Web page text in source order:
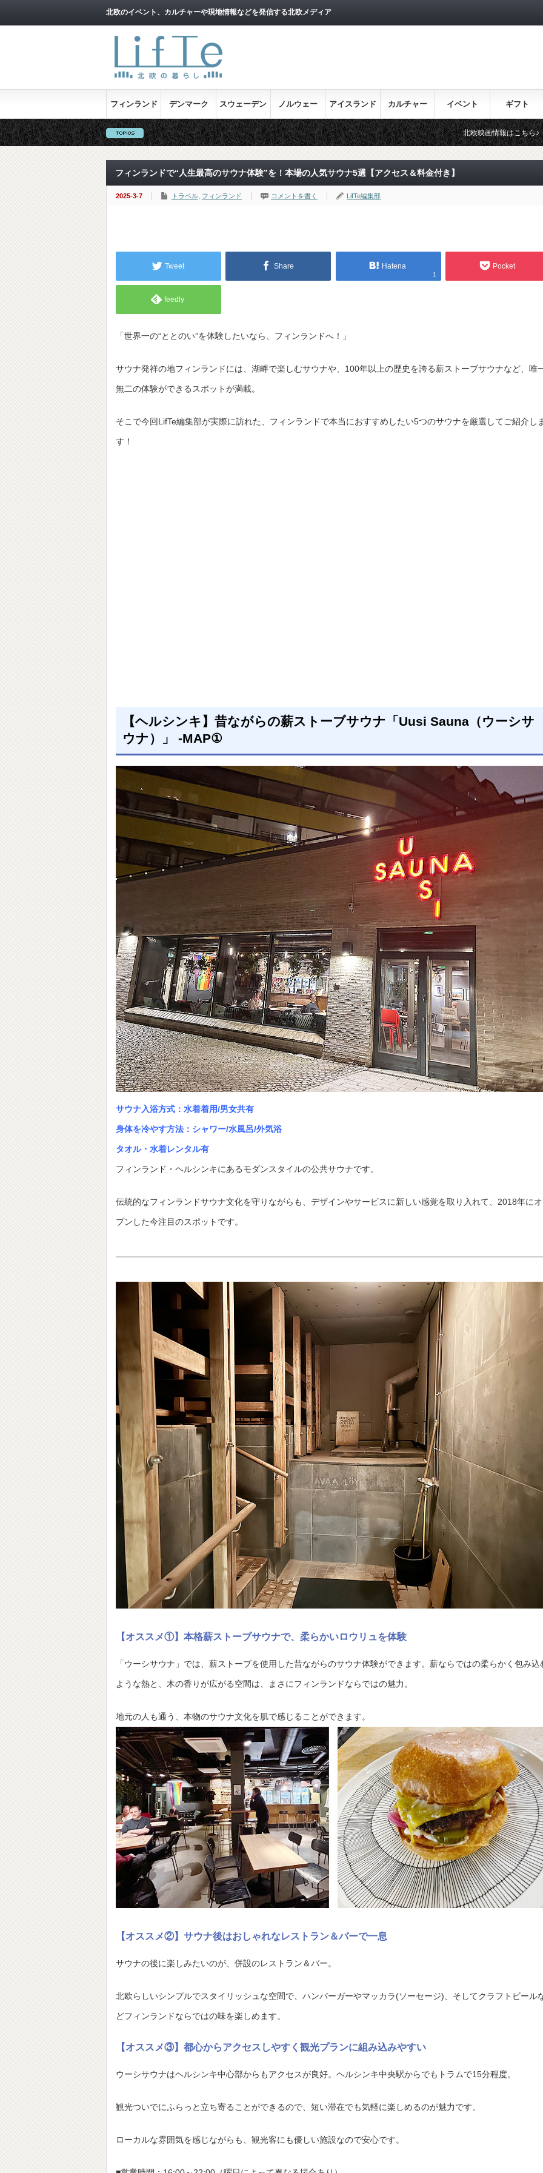
北欧のイベント、カルチャーや現地情報などを発信する北欧メディア
フィンランド デンマーク スウェーデン ノルウェー アイスランド カルチャー イベント ギフト
北欧映画情報はこちら♪ 目を通
フィンランドで“人生最高のサウナ体験”を！本場の人気サウナ5選【アクセス＆料金付き】
2025-3-7 トラベル フィンランド コメントを書く LifTe編集部
Tweet Share Hatena
1
Pocket
feedly
「世界一の“ととのい”を体験したいなら、フィンランドへ！」
サウナ発祥の地フィンランドには、湖畔で楽しむサウナや、100年以上の歴史を誇る薪ストーブサウナなど、唯
無二の体験ができるスポットが満載。
そこで今回LifTe編集部が実際に訪れた、フィンランドで本当におすすめしたい5つのサウナを厳選してご紹介し
す！
【ヘルシンキ】昔ながらの薪ストーブサウナ「Uusi Sauna（ウーシサ
ウナ）」 -MAP①
サウナ入浴方式：水着着用/男女共有
身体を冷やす方法：シャワー/水風呂/外気浴
タオル・水着レンタル有
フィンランド・ヘルシンキにあるモダンスタイルの公共サウナです。
伝統的なフィンランドサウナ文化を守りながらも、デザインやサービスに新しい感覚を取り入れて、2018年に
プンした今注目のスポットです。
【オススメ①】本格薪ストーブサウナで、柔らかいロウリュを体験
「ウーシサウナ」では、薪ストーブを使用した昔ながらのサウナ体験ができます。薪ならではの柔らかく包み込
ような熱と、木の香りが広がる空間は、まさにフィンランドならではの魅力。
地元の人も通う、本物のサウナ文化を肌で感じることができます。
【オススメ②】サウナ後はおしゃれなレストラン＆バーで一息
サウナの後に楽しみたいのが、併設のレストラン＆バー。
北欧らしいシンプルでスタイリッシュな空間で、ハンバーガーやマッカラ(ソーセージ)、そしてクラフトビール
どフィンランドならではの味を楽しめます。
【オススメ③】都心からアクセスしやすく観光プランに組み込みやすい
ウーシサウナはヘルシンキ中心部からもアクセスが良好。ヘルシンキ中央駅からでもトラムで15分程度。
観光ついでにふらっと立ち寄ることができるので、短い滞在でも気軽に楽しめるのが魅力です。
ローカルな雰囲気を感じながらも、観光客にも優しい施設なので安心です。